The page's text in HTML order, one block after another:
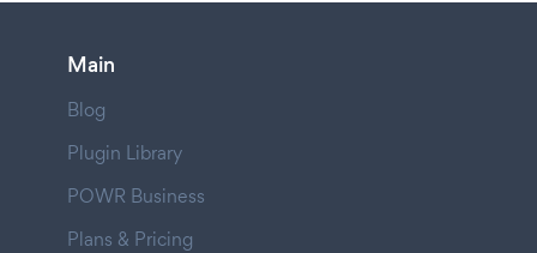
Main
Blog
Plugin Library
POWR Business
Plans & Pricing